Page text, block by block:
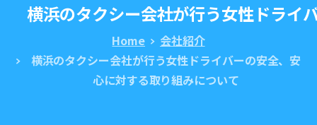
横浜のタクシー会社が行う女性ドライ
Home
会社紹介
横浜のタクシー会社が行う女性ドライバーの安全、安
心に対する取り組みについて